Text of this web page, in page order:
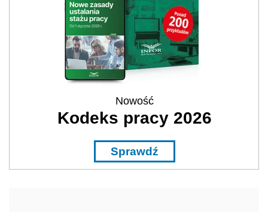
Nowość
Kodeks pracy 2026
Sprawdź